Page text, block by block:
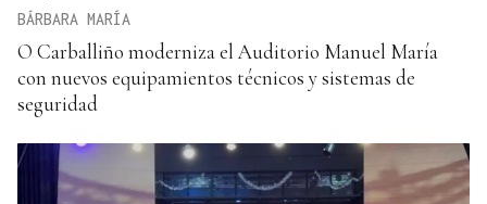
BÁRBARA MARÍA
O Carballiño moderniza el Auditorio Manuel María
con nuevos equipamientos técnicos y sistemas de
seguridad